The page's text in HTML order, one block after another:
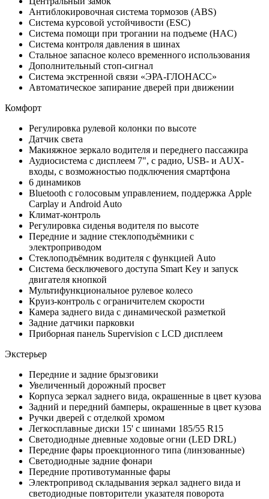
Антиблокировочная система тормозов (ABS)
Система курсовой устойчивости (ESC)
Система помощи при трогании на подъеме (HAC)
Система контроля давления в шинах
Стальное запасное колесо временного использования
Дополнительный стоп-сигнал
Система экстренной связи «ЭРА-ГЛОНАСС»
Автоматическое запирание дверей при движении
Комфорт
Регулировка рулевой колонки по высоте
Датчик света
Макияжное зеркало водителя и переднего пассажира
Аудиосистема с дисплеем 7", с радио, USB- и AUX-
входы, с возможностью подключения смартфона
6 динамиков
Bluetooth с голосовым управлением, поддержка Apple
Carplay и Android Auto
Климат-контроль
Регулировка сиденья водителя по высоте
Передние и задние стеклоподъёмники с
электроприводом
Стеклоподъёмник водителя с функцией Auto
Система бесключевого доступа Smart Key и запуск
двигателя кнопкой
Мультифункциональное рулевое колесо
Круиз-контроль с ограничителем скорости
Камера заднего вида c динамической разметкой
Задние датчики парковки
Приборная панель Supervision c LCD дисплеем
Экстерьер
Передние и задние брызговики
Увеличенный дорожный просвет
Корпуса зеркал заднего вида, окрашенные в цвет кузова
Задний и передний бамперы, окрашенные в цвет кузова
Ручки дверей с отделкой хромом
Легкосплавные диски 15' с шинами 185/55 R15
Светодиодные дневные ходовые огни (LED DRL)
Передние фары проекционного типа (линзованные)
Светодиодные задние фонари
Передние противотуманные фары
Электропривод складывания зеркал заднего вида и
светодиодные повторители указателя поворота